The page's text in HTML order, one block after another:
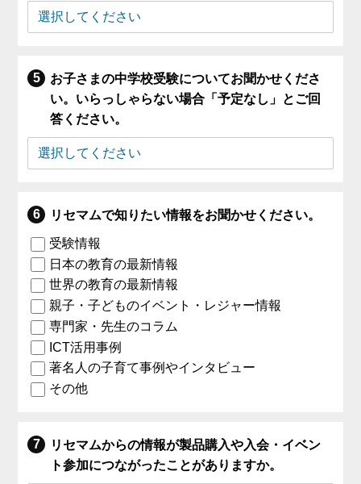
お子さまの中学校受験についてお聞かせくださ
い。いらっしゃらない場合「予定なし」とご回
答ください。
リセマムで知りたい情報をお聞かせください。
受験情報
日本の教育の最新情報
世界の教育の最新情報
親子・子どものイベント・レジャー情報
専門家・先生のコラム
ICT活用事例
著名人の子育て事例やインタビュー
その他
リセマムからの情報が製品購入や入会・イベン
ト参加につながったことがありますか。